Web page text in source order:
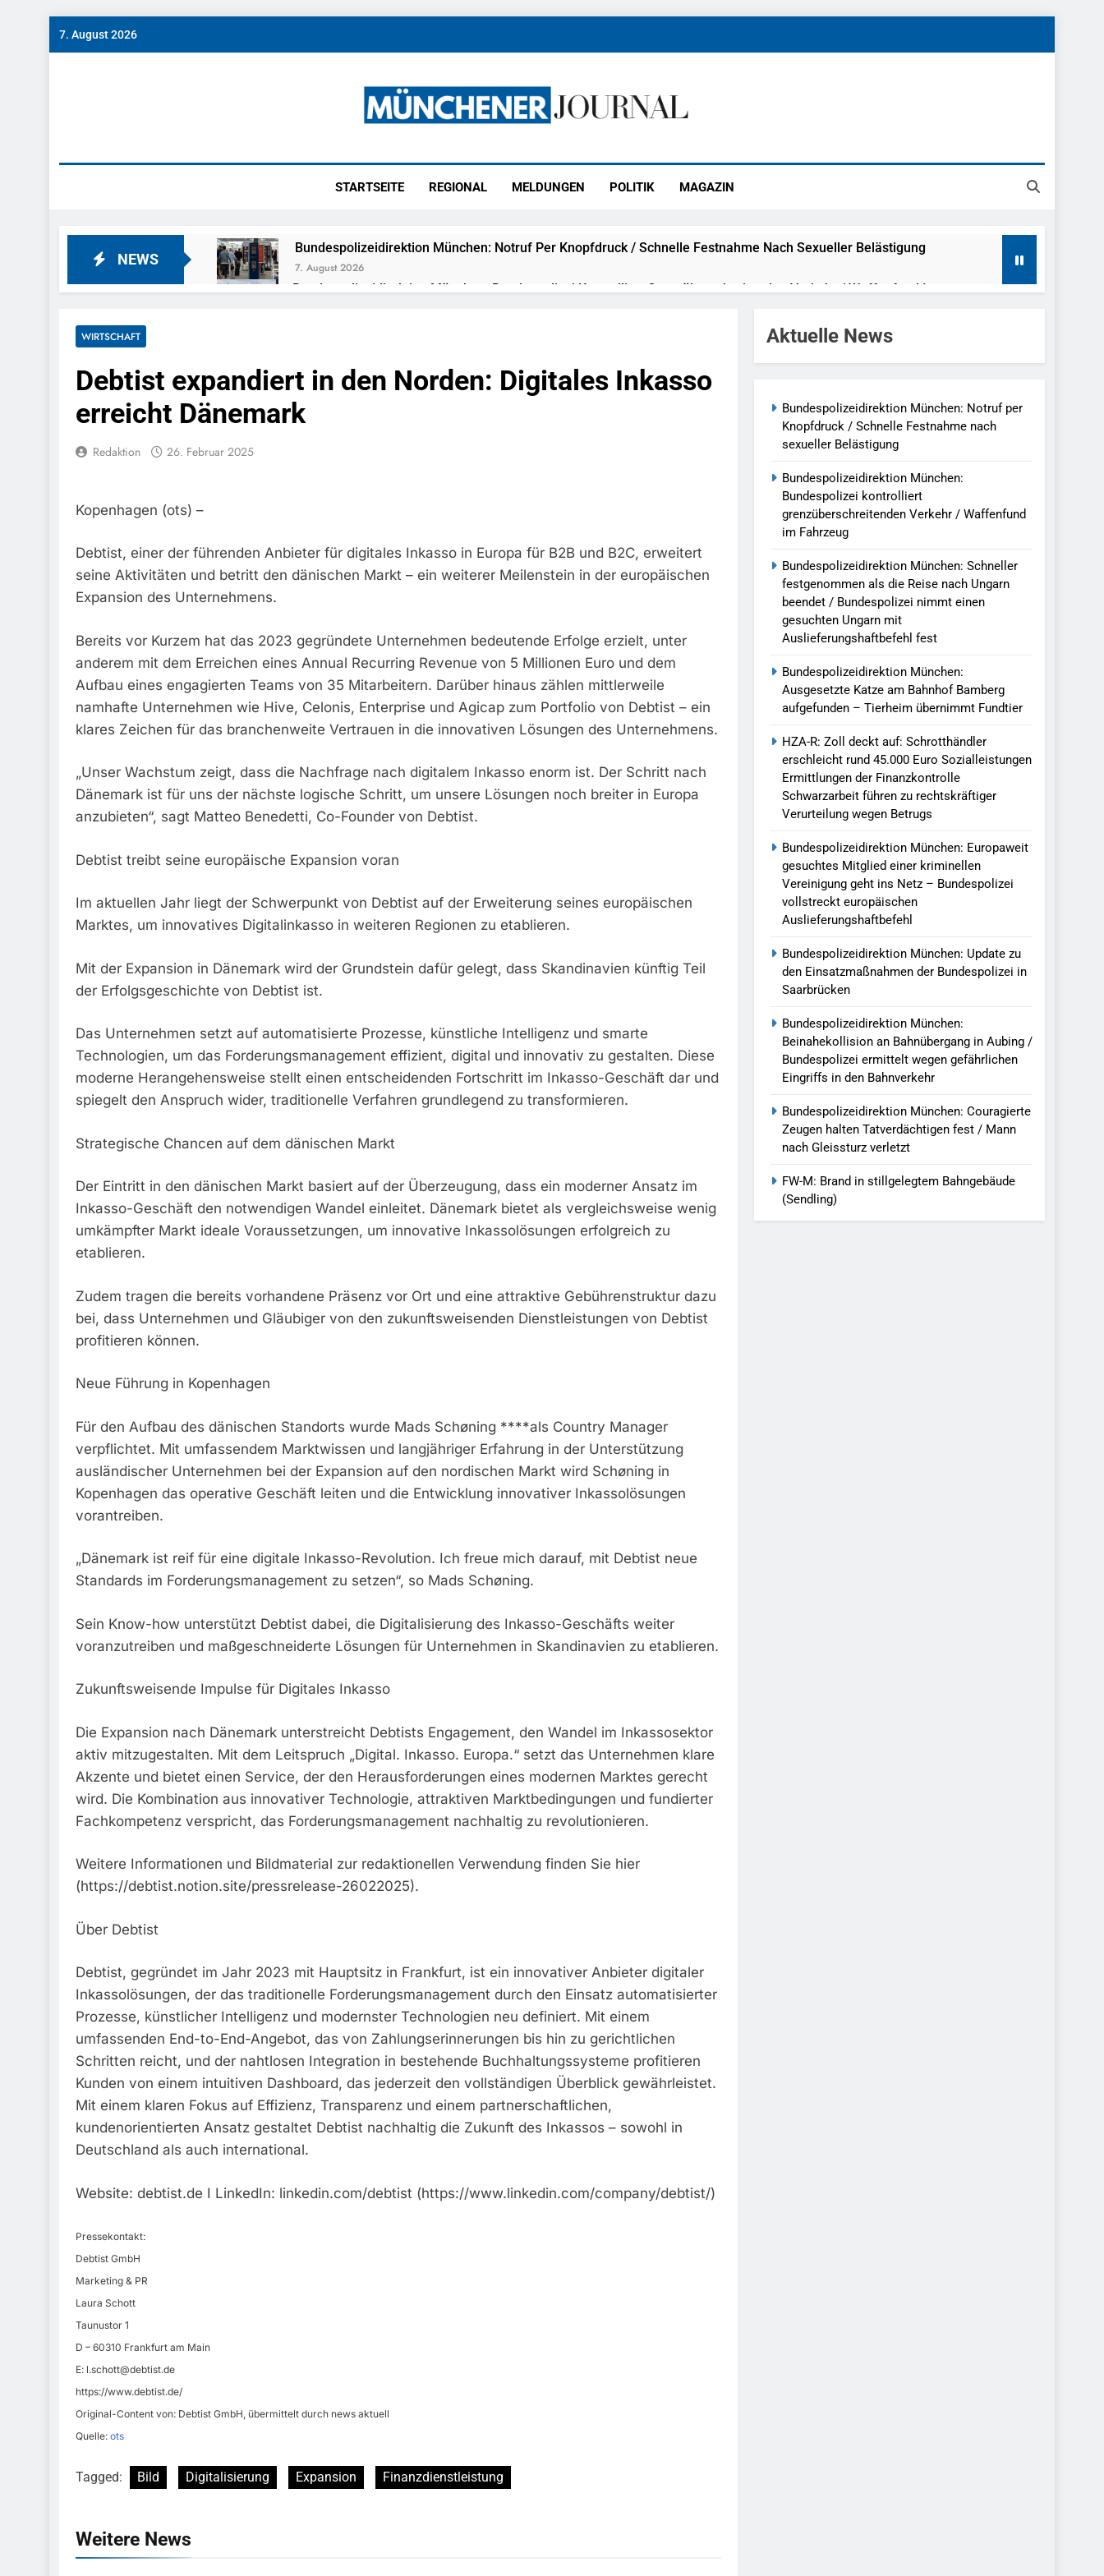
7. August 2026
STARTSEITE REGIONAL MELDUNGEN POLITIK MAGAZIN
NEWS
Bundespolizeidirektion München: Notruf Per Knopfdruck / Schnelle Festnahme Nach Sexueller Belästigung
7. August 2026
Bundespolizeidirektion München: Bundespolizei Kontrolliert Grenzüberschreitenden Verkehr / Waffenfund Im
Bundespolizeidirektion München: Schneller Festgenommen Als Die Reise Nach Ungarn Beendet / Bundespolizei Nimmt
6. August 2026
Bundespolizeidirektion München: Ausgesetzte Katze Am Bahnhof Bamberg Aufgefunden – Tierheim Übernimmt
Fundtier
HZA-R: Zoll Deckt Auf: Schrotthändler Erschleicht Rund 45.000 Euro Sozialleistungen Ermittlungen Der Finanzkontrolle
Bundespolizeidirektion München: Europaweit Gesuchtes Mitglied Einer Kriminellen Vereinigung Geht Ins Netz –
Bundespolizeidirektion München: Update Zu Den Einsatzmaßnahmen Der Bundespolizei In Saarbrücken
5. August 2026
Bundespolizeidirektion München: Beinahekollision An Bahnübergang In Aubing / Bundespolizei Ermittelt Wegen
5. August 2026
Bundespolizeidirektion München: Couragierte Zeugen Halten Tatverdächtigen Fest / Mann Nach Gleissturz Verletzt
5. August 2026
WIRTSCHAFT
Debtist expandiert in den Norden: Digitales Inkasso
erreicht Dänemark
Redaktion 26. Februar 2025
Kopenhagen (ots) –
Debtist, einer der führenden Anbieter für digitales Inkasso in Europa für B2B und B2C, erweitert
seine Aktivitäten und betritt den dänischen Markt – ein weiterer Meilenstein in der europäischen
Expansion des Unternehmens.
Bereits vor Kurzem hat das 2023 gegründete Unternehmen bedeutende Erfolge erzielt, unter
anderem mit dem Erreichen eines Annual Recurring Revenue von 5 Millionen Euro und dem
Aufbau eines engagierten Teams von 35 Mitarbeitern. Darüber hinaus zählen mittlerweile
namhafte Unternehmen wie Hive, Celonis, Enterprise und Agicap zum Portfolio von Debtist – ein
klares Zeichen für das branchenweite Vertrauen in die innovativen Lösungen des Unternehmens.
„Unser Wachstum zeigt, dass die Nachfrage nach digitalem Inkasso enorm ist. Der Schritt nach
Dänemark ist für uns der nächste logische Schritt, um unsere Lösungen noch breiter in Europa
anzubieten“, sagt Matteo Benedetti, Co-Founder von Debtist.
Debtist treibt seine europäische Expansion voran
Im aktuellen Jahr liegt der Schwerpunkt von Debtist auf der Erweiterung seines europäischen
Marktes, um innovatives Digitalinkasso in weiteren Regionen zu etablieren.
Mit der Expansion in Dänemark wird der Grundstein dafür gelegt, dass Skandinavien künftig Teil
der Erfolgsgeschichte von Debtist ist.
Das Unternehmen setzt auf automatisierte Prozesse, künstliche Intelligenz und smarte
Technologien, um das Forderungsmanagement effizient, digital und innovativ zu gestalten. Diese
moderne Herangehensweise stellt einen entscheidenden Fortschritt im Inkasso-Geschäft dar und
spiegelt den Anspruch wider, traditionelle Verfahren grundlegend zu transformieren.
Strategische Chancen auf dem dänischen Markt
Der Eintritt in den dänischen Markt basiert auf der Überzeugung, dass ein moderner Ansatz im
Inkasso-Geschäft den notwendigen Wandel einleitet. Dänemark bietet als vergleichsweise wenig
umkämpfter Markt ideale Voraussetzungen, um innovative Inkassolösungen erfolgreich zu
etablieren.
Zudem tragen die bereits vorhandene Präsenz vor Ort und eine attraktive Gebührenstruktur dazu
bei, dass Unternehmen und Gläubiger von den zukunftsweisenden Dienstleistungen von Debtist
profitieren können.
Neue Führung in Kopenhagen
Für den Aufbau des dänischen Standorts wurde Mads Schøning ****als Country Manager
verpflichtet. Mit umfassendem Marktwissen und langjähriger Erfahrung in der Unterstützung
ausländischer Unternehmen bei der Expansion auf den nordischen Markt wird Schøning in
Kopenhagen das operative Geschäft leiten und die Entwicklung innovativer Inkassolösungen
vorantreiben.
„Dänemark ist reif für eine digitale Inkasso-Revolution. Ich freue mich darauf, mit Debtist neue
Standards im Forderungsmanagement zu setzen“, so Mads Schøning.
Sein Know-how unterstützt Debtist dabei, die Digitalisierung des Inkasso-Geschäfts weiter
voranzutreiben und maßgeschneiderte Lösungen für Unternehmen in Skandinavien zu etablieren.
Zukunftsweisende Impulse für Digitales Inkasso
Die Expansion nach Dänemark unterstreicht Debtists Engagement, den Wandel im Inkassosektor
aktiv mitzugestalten. Mit dem Leitspruch „Digital. Inkasso. Europa.“ setzt das Unternehmen klare
Akzente und bietet einen Service, der den Herausforderungen eines modernen Marktes gerecht
wird. Die Kombination aus innovativer Technologie, attraktiven Marktbedingungen und fundierter
Fachkompetenz verspricht, das Forderungsmanagement nachhaltig zu revolutionieren.
Weitere Informationen und Bildmaterial zur redaktionellen Verwendung finden Sie hier
(https://debtist.notion.site/pressrelease-26022025).
Über Debtist
Debtist, gegründet im Jahr 2023 mit Hauptsitz in Frankfurt, ist ein innovativer Anbieter digitaler
Inkassolösungen, der das traditionelle Forderungsmanagement durch den Einsatz automatisierter
Prozesse, künstlicher Intelligenz und modernster Technologien neu definiert. Mit einem
umfassenden End-to-End-Angebot, das von Zahlungserinnerungen bis hin zu gerichtlichen
Schritten reicht, und der nahtlosen Integration in bestehende Buchhaltungssysteme profitieren
Kunden von einem intuitiven Dashboard, das jederzeit den vollständigen Überblick gewährleistet.
Mit einem klaren Fokus auf Effizienz, Transparenz und einem partnerschaftlichen,
kundenorientierten Ansatz gestaltet Debtist nachhaltig die Zukunft des Inkassos – sowohl in
Deutschland als auch international.
Website: debtist.de I LinkedIn: linkedin.com/debtist (https://www.linkedin.com/company/debtist/)
Pressekontakt:
Debtist GmbH
Marketing & PR
Laura Schott
Taunustor 1
D – 60310 Frankfurt am Main
E: l.schott@debtist.de
https://www.debtist.de/
Original-Content von: Debtist GmbH, übermittelt durch news aktuell
Quelle: ots
Tagged: Bild Digitalisierung Expansion Finanzdienstleistung
Weitere News
Aktuelle News
Bundespolizeidirektion München: Notruf per
Knopfdruck / Schnelle Festnahme nach
sexueller Belästigung
Bundespolizeidirektion München:
Bundespolizei kontrolliert
grenzüberschreitenden Verkehr / Waffenfund
im Fahrzeug
Bundespolizeidirektion München: Schneller
festgenommen als die Reise nach Ungarn
beendet / Bundespolizei nimmt einen
gesuchten Ungarn mit
Auslieferungshaftbefehl fest
Bundespolizeidirektion München:
Ausgesetzte Katze am Bahnhof Bamberg
aufgefunden – Tierheim übernimmt Fundtier
HZA-R: Zoll deckt auf: Schrotthändler
erschleicht rund 45.000 Euro Sozialleistungen
Ermittlungen der Finanzkontrolle
Schwarzarbeit führen zu rechtskräftiger
Verurteilung wegen Betrugs
Bundespolizeidirektion München: Europaweit
gesuchtes Mitglied einer kriminellen
Vereinigung geht ins Netz – Bundespolizei
vollstreckt europäischen
Auslieferungshaftbefehl
Bundespolizeidirektion München: Update zu
den Einsatzmaßnahmen der Bundespolizei in
Saarbrücken
Bundespolizeidirektion München:
Beinahekollision an Bahnübergang in Aubing /
Bundespolizei ermittelt wegen gefährlichen
Eingriffs in den Bahnverkehr
Bundespolizeidirektion München: Couragierte
Zeugen halten Tatverdächtigen fest / Mann
nach Gleissturz verletzt
FW-M: Brand in stillgelegtem Bahngebäude
(Sendling)